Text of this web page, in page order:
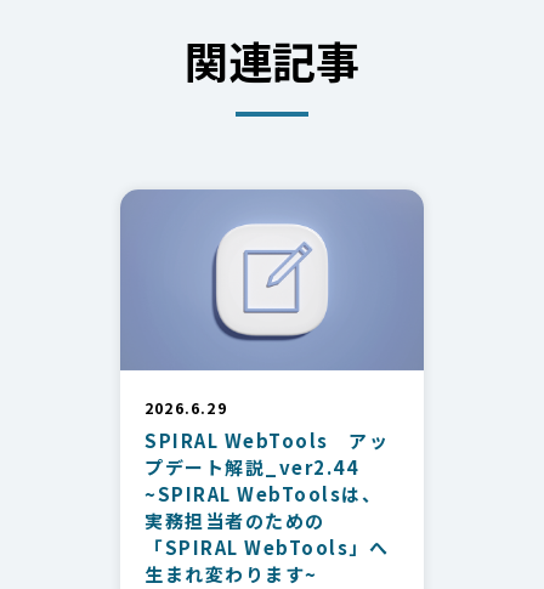
関連記事
2026.6.29
SPIRAL WebTools アッ
プデート解説_ver2.44
~SPIRAL WebToolsは、
実務担当者のための
「SPIRAL WebTools」へ
生まれ変わります~